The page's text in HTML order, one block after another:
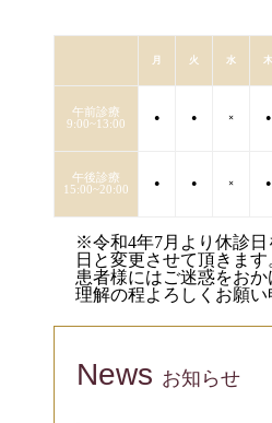
月 火 水 木
午前診療
9:00~13:00
● ● × ●
午後診療
15:00~20:00
● ● × ●
※令和4年7月より休診
日と変更させて頂きます
患者様にはご迷惑をお
理解の程よろしくお願い
News お知らせ